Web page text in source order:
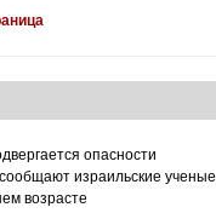
опасности
израильские ученые
возрасте